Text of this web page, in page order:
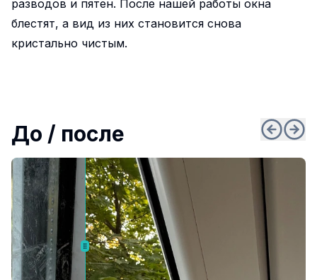
разводов и пятен. После нашей работы окна
блестят, а вид из них становится снова
кристально чистым.
До / после